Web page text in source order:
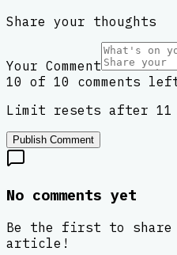
Share your thoughts
Your Comment
10 of 10 comments
Limit resets after 11
Publish Comment
No comments yet
Be the first to share
article!